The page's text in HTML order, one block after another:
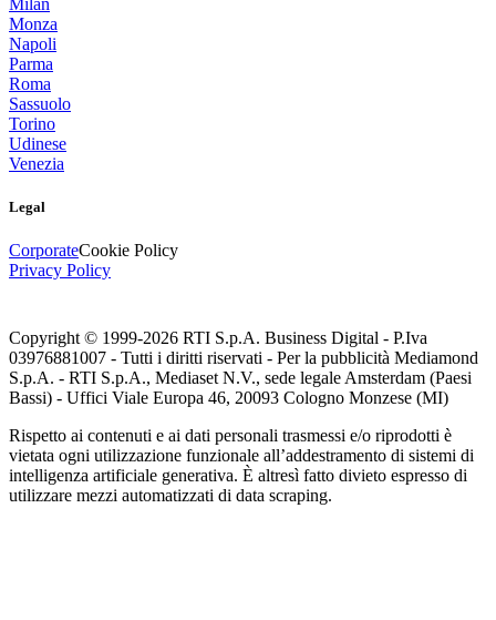
Monza
Napoli
Parma
Roma
Sassuolo
Torino
Udinese
Venezia
Legal
CorporateCookie Policy
Privacy Policy
Copyright © 1999-2026 RTI S.p.A. Business Digital - P.Iva
03976881007 - Tutti i diritti riservati - Per la pubblicità Mediamond
S.p.A. - RTI S.p.A., Mediaset N.V., sede legale Amsterdam (Paesi
Bassi) - Uffici Viale Europa 46, 20093 Cologno Monzese (MI)
Rispetto ai contenuti e ai dati personali trasmessi e/o riprodotti è
vietata ogni utilizzazione funzionale all’addestramento di sistemi di
intelligenza artificiale generativa. È altresì fatto divieto espresso di
utilizzare mezzi automatizzati di data scraping.